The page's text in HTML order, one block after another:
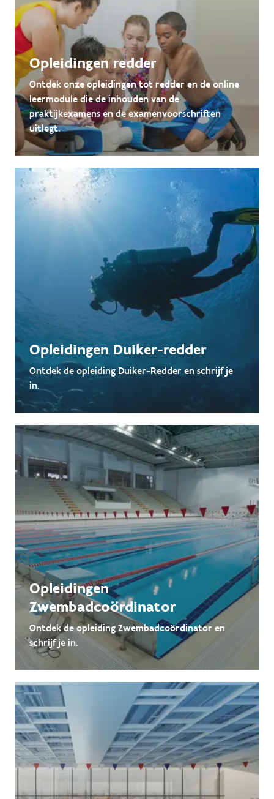
Opleidingen redder
Ontdek onze opleidingen tot redder en de online
leermodule die de inhouden van de
praktijkexamens en de examenvoorschriften
uitlegt.
Opleidingen Duiker-redder
Ontdek de opleiding Duiker-Redder en schrijf je
in.
Opleidingen
Zwembadcoördinator
Ontdek de opleiding Zwembadcoördinator en
schrijf je in.